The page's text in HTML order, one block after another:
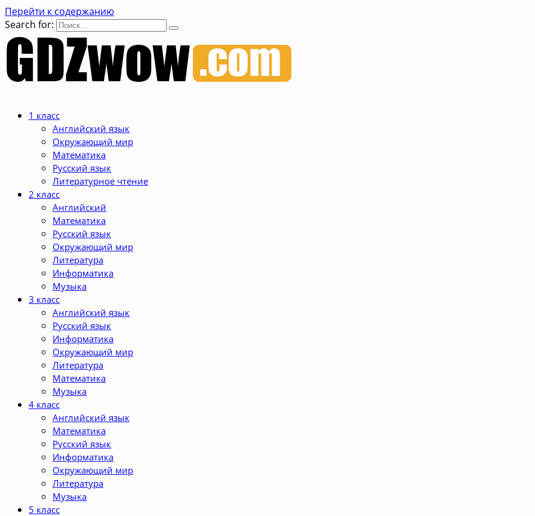
Перейти к содержанию
Search for:
1 класс
Английский язык
Окружающий мир
Математика
Русский язык
Литературное чтение
2 класс
Английский
Математика
Русский язык
Окружающий мир
Литература
Информатика
Музыка
3 класс
Английский язык
Русский язык
Информатика
Окружающий мир
Литература
Математика
Музыка
4 класс
Английский язык
Математика
Русский язык
Информатика
Окружающий мир
Литература
Музыка
5 класс